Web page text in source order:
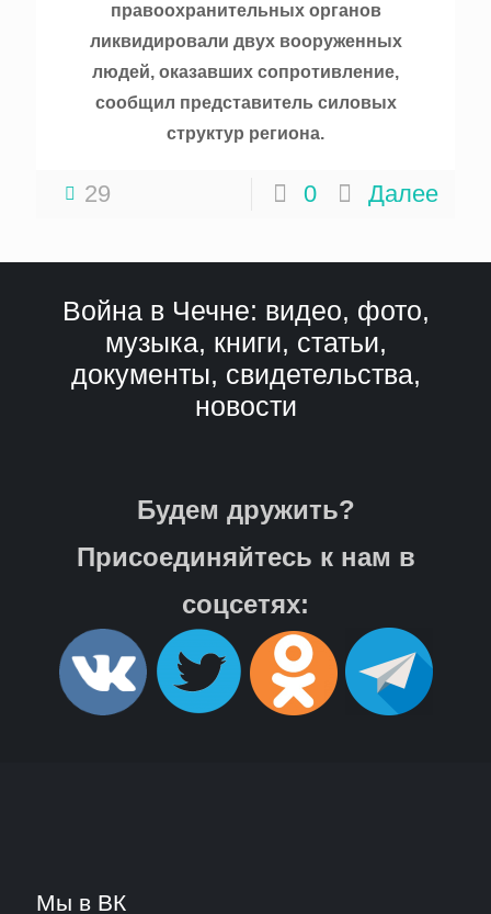
правоохранительных органов
ликвидировали двух вооруженных
людей, оказавших сопротивление,
сообщил представитель силовых
структур региона.
29 0 Далее
Война в Чечне: видео, фото,
музыка, книги, статьи,
документы, свидетельства,
новости
Будем дружить?
Присоединяйтесь к нам в
соцсетях:
Мы в ВК